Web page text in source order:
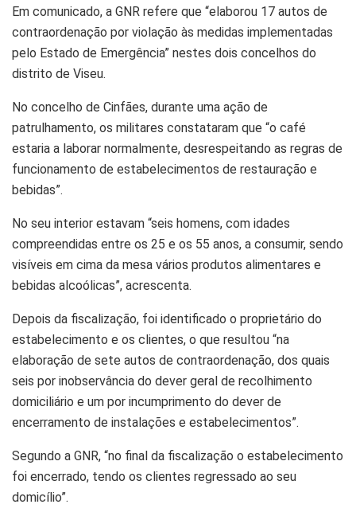
Em comunicado, a GNR refere que “elaborou 17 autos de
contraordenação por violação às medidas implementadas
pelo Estado de Emergência” nestes dois concelhos do
distrito de Viseu.
No concelho de Cinfães, durante uma ação de
patrulhamento, os militares constataram que “o café
estaria a laborar normalmente, desrespeitando as regras de
funcionamento de estabelecimentos de restauração e
bebidas”.
No seu interior estavam “seis homens, com idades
compreendidas entre os 25 e os 55 anos, a consumir, sendo
visíveis em cima da mesa vários produtos alimentares e
bebidas alcoólicas”, acrescenta.
Depois da fiscalização, foi identificado o proprietário do
estabelecimento e os clientes, o que resultou “na
elaboração de sete autos de contraordenação, dos quais
seis por inobservância do dever geral de recolhimento
domiciliário e um por incumprimento do dever de
encerramento de instalações e estabelecimentos”.
Segundo a GNR, “no final da fiscalização o estabelecimento
foi encerrado, tendo os clientes regressado ao seu
domicílio”.